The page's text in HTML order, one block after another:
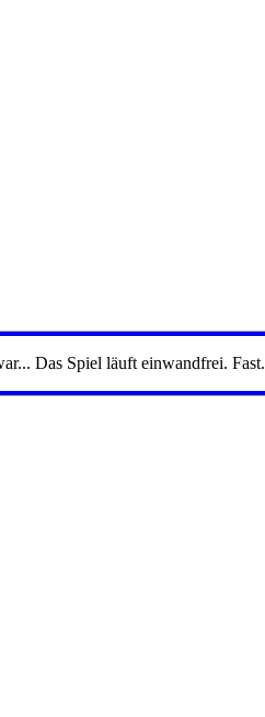
Das Spiel läuft einwandfrei. Fast.